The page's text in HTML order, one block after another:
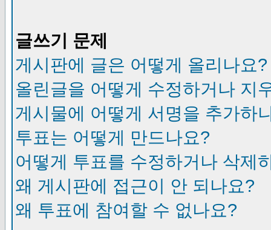
글쓰기 문제
게시판에 글은 어떻게 올리나요?
올린글을 어떻게 수정하거나 지
게시물에 어떻게 서명을 추가하
투표는 어떻게 만드나요?
어떻게 투표를 수정하거나 삭제
왜 게시판에 접근이 안 되나요?
왜 투표에 참여할 수 없나요?